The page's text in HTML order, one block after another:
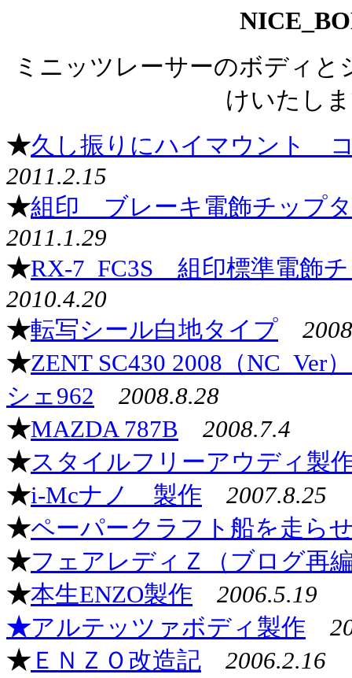
ミニッツレーサーのボディと
けいたし
★久し振りにハイマウント
2011.2.15
★組印 ブレーキ電飾チップ
2011.1.29
★RX-7_FC3S 組印標準電飾
2010.4.20
★転写シール白地タイプ
★ZENT SC430 2008（
シェ962
2008.8.28
★MAZDA 787B
2008.7.4
★スタイルフリーアウディ製
★i-Mcナノ 製作
2007.8.25
★ペーパークラフト船を走ら
★フェアレディＺ（ブログ再
★本生ENZO製作
2006.5.19
★アルテッツァボディ製作
★ ＥＮＺＯ改造記
2006.2.16